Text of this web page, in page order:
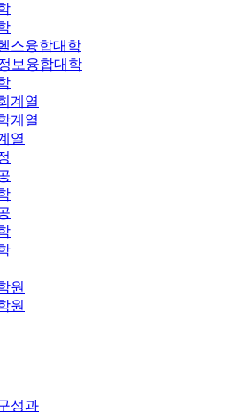
스융합대학
보융합대학
계열
계열
열
원
원
성과